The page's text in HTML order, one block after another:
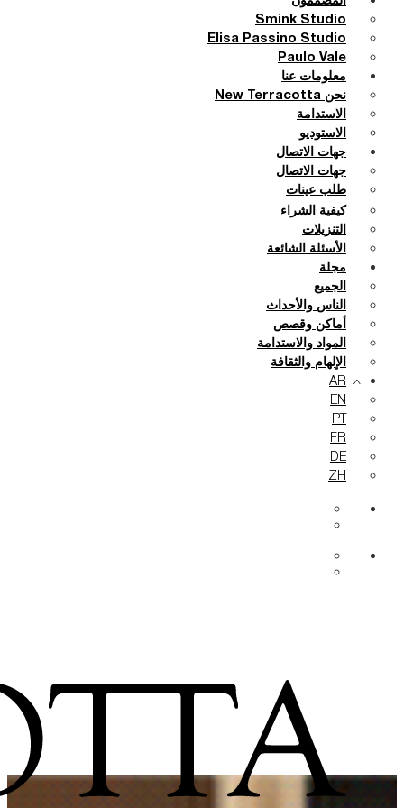
Smink Studio
Elisa Passino Studio
Paulo Vale
معلومات عنا
نحن New Terracotta
الاستدامة
الاستوديو
جهات الاتصال
جهات الاتصال
طلب عينات
كيفية الشراء
التنزيلات
الأسئلة الشائعة
مجلة
الجميع
الناس والأحداث
أماكن وقصص
المواد والاستدامة
الإلهام والثقافة
AR
EN
PT
FR
DE
ZH